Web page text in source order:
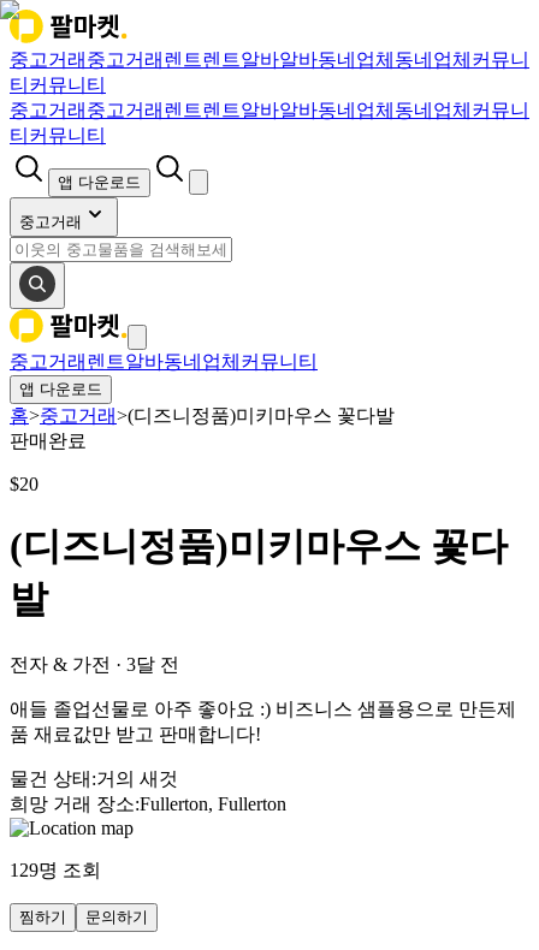
중고거래 중고거래 렌트렌트알바알바동네업체 동네업체 커뮤니
티 커뮤니티
중고거래 중고거래 렌트렌트알바알바동네업체 동네업체 커뮤니
티 커뮤니티
앱 다운로드
중고거래
중고거래 렌트알바동네업체 커뮤니티
앱 다운로드
홈>중고거래>(디즈니정품)미키마우스 꽃다발
판매완료
$20
(디즈니정품)미키마우스 꽃다
발
전자 & 가전 · 3달 전
애들 졸업선물로 아주 좋아요 :) 비즈니스 샘플용으로 만든제
품 재료값만 받고 판매합니다!
물건 상태 :거의 새것
희망 거래 장소:Fullerton, Fullerton
129명 조회
찜하기 문의하기